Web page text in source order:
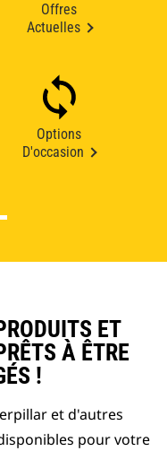
Offres
Actuelles
Options
D'occasion
ET
À ÊTRE
!
et d'autres
pour votre